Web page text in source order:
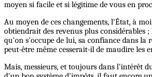
moyen si facile et si légitime de vous en
Au moyen de ces changements, l'État, à
obtiendrait des revenus plus considérables
qu'on s'occupe de lui, sa confiance dans
peut-être même cesserait-il de maudire les
Mais, messieurs, et toujours dans l'intérêt